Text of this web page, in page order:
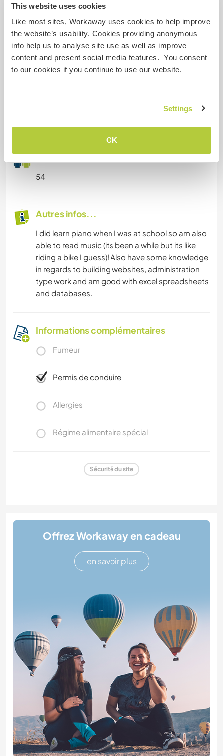
This website uses cookies
Like most sites, Workaway uses cookies to help improve
the website’s usability. Cookies providing anonymous
info help us to analyse site use as well as improve
content and present social media features. You consent
to our cookies if you continue to use our website.
Settings
OK
sustainable lifestyle so like to look at natural
alternatives, organic products, trying to learn to
grow things and make things for myself from
scratch like natural beauty products although
this can be hard to do whilst travelling as I can't
bring all my products, utensils with me. I currently
some language resources (for Pacific Islands
Âge
54
Autres infos...
I did learn piano when I was at school so am also
able to read music (its been a while but its like
riding a bike I guess)! Also have some knowledge
in regards to building websites, administration
type work and am good with excel spreadsheets
and databases.
Informations complémentaires
Fumeur
Permis de conduire
Allergies
Régime alimentaire spécial
Sécurité du site
Offrez Workaway en cadeau
en savoir plus